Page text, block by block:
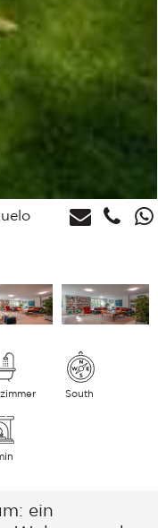
South
ein